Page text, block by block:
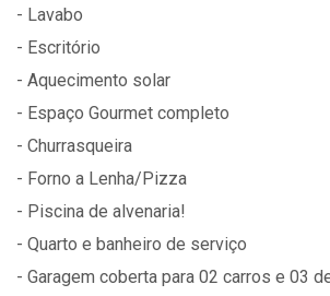
- Lavabo
- Escritório
- Aquecimento solar
- Espaço Gourmet completo
- Churrasqueira
- Forno a Lenha/Pizza
- Piscina de alvenaria!
- Quarto e banheiro de serviço
- Garagem coberta para 02 carros e 03